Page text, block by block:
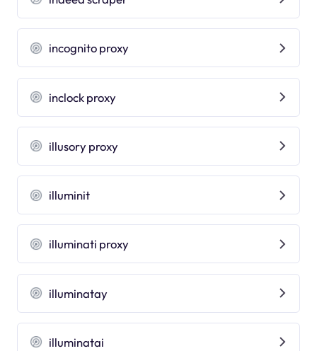
incognito proxy
inclock proxy
illusory proxy
illuminit
illuminati proxy
illuminatay
illuminatai